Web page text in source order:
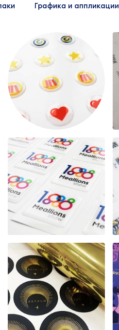
Графика и аппликации